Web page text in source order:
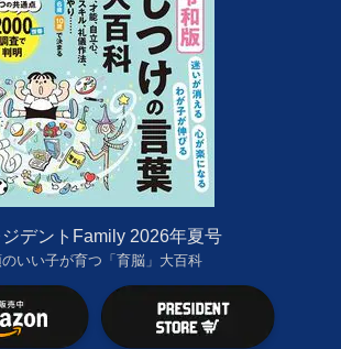
デントFamily 2026年夏号
いい子が育つ「育脳」大百科